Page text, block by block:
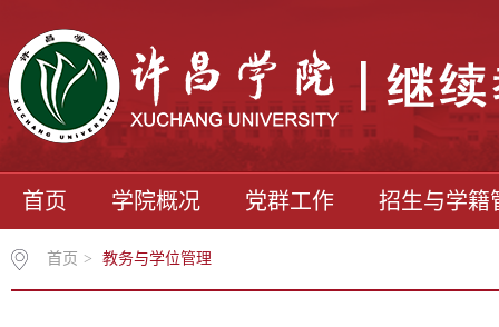
首页 学院概况 党群工作 招生与学籍
首页 > 教务与学位管理